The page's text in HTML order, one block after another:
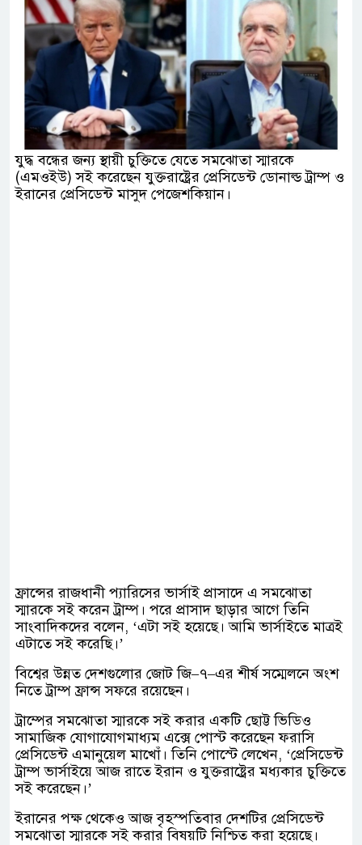
স্থিতিশীল সরকার,প্রবাসীদের বিনিয়োগের এখনই
নিচে গাঁজার ড্রাম, মাদক কারবারি আটক
বাজেট সংশোধনের দাবিতে ফরিদগঞ্জে অহিংস
উঠান বৈঠক
যুদ্ধ বন্ধের জন্য স্থায়ী চুক্তিতে যেতে সমঝোতা স্মারকে
(এমওইউ) সই করেছেন যুক্তরাষ্ট্রের প্রেসিডেন্ট ডোনাল্ড ট্রাম্প ও
ইরানের প্রেসিডেন্ট মাসুদ পেজেশকিয়ান।
ফ্রান্সের রাজধানী প্যারিসের ভার্সাই প্রাসাদে এ সমঝোতা
স্মারকে সই করেন ট্রাম্প। পরে প্রাসাদ ছাড়ার আগে তিনি
সাংবাদিকদের বলেন, ‘এটা সই হয়েছে। আমি ভার্সাইতে মাত্রই
এটাতে সই করেছি।’
বিশ্বের উন্নত দেশগুলোর জোট জি–৭–এর শীর্ষ সম্মেলনে অংশ
নিতে ট্রাম্প ফ্রান্স সফরে রয়েছেন।
ট্রাম্পের সমঝোতা স্মারকে সই করার একটি ছোট্ট ভিডিও
সামাজিক যোগাযোগমাধ্যম এক্সে পোস্ট করেছেন ফরাসি
প্রেসিডেন্ট এমানুয়েল মাখোঁ। তিনি পোস্টে লেখেন, ‘প্রেসিডেন্ট
ট্রাম্প ভার্সাইয়ে আজ রাতে ইরান ও যুক্তরাষ্ট্রের মধ্যকার চুক্তিতে
সই করেছেন।’
ইরানের পক্ষ থেকেও আজ বৃহস্পতিবার দেশটির প্রেসিডেন্ট
সমঝোতা স্মারকে সই করার বিষয়টি নিশ্চিত করা হয়েছে।